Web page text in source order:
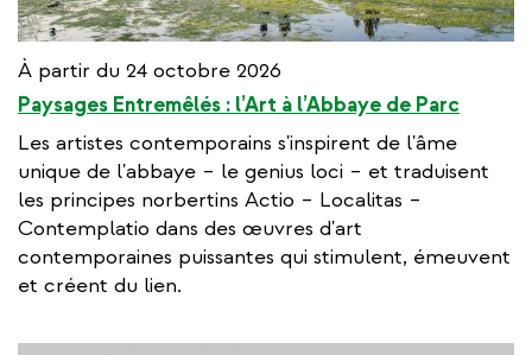
À partir du 24 octobre 2026
Paysages Entremêlés : l’Art à l’Abbaye de Parc
Les artistes contemporains s'inspirent de l'âme
unique de l'abbaye – le genius loci – et traduisent
les principes norbertins Actio – Localitas –
Contemplatio dans des œuvres d'art
contemporaines puissantes qui stimulent, émeuvent
et créent du lien.